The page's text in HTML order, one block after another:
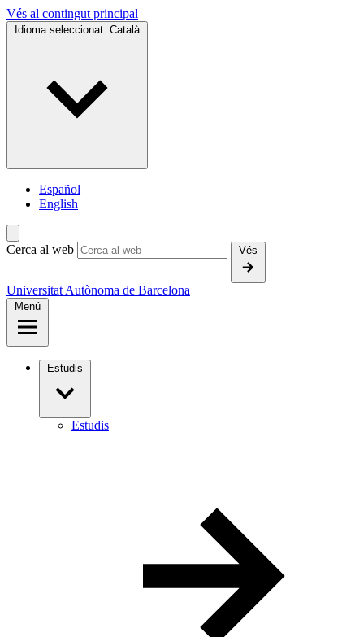
Vés al contingut principal
Idioma seleccionat: Català
Español
English
Cerca al web Vés
Universitat Autònoma de Barcelona
Menú
Estudis
Estudis